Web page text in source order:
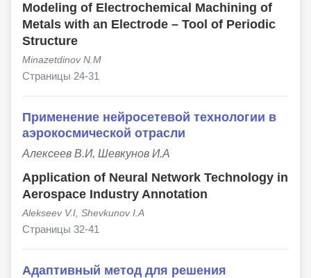
Modeling of Electrochemical Machining of
Metals with an Electrode – Tool of Periodic
Structure
Minazetdinov N.M
Страницы 24-31
Применение нейросетевой технологии в
аэрокосмической отрасли
Алексеев В.И, Шевкунов И.А
Application of Neural Network Technology in
Aerospace Industry Annotation
Alekseev V.I, Shevkunov I.A
Страницы 32-41
Адаптивный метод для решения